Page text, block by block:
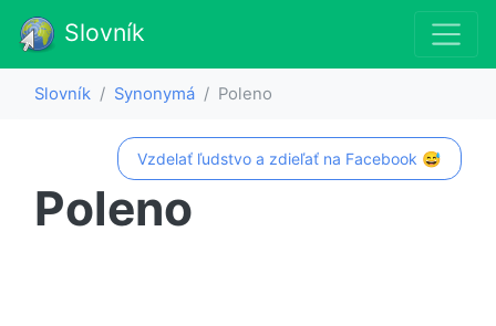
Slovník
Slovník Synonymá Poleno
Vzdelať ľudstvo a zdieľať na Facebook 😅
Poleno